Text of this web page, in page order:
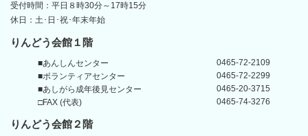
受付時間：平日８時30分～17時15分
休日：土･日･祝･年末年始
りんどう会館１階
■あんしんセンター
0465-72-2109
■ボランティアセンター
0465-72-2299
■あしがら成年後見センター
0465-20-3715
□FAX (代表)
0465-74-3276
りんどう会館２階